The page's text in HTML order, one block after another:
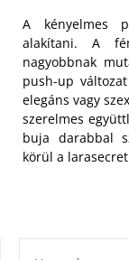
A kényelmes
alakítani. A
nagyobbnak
push-up
elegáns vagy
szerelmes
buja darabbal
körül a